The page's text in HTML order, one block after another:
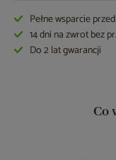
Pełne wsparcie
14 dni na zwrot bez
Do 2 lat gwarancji
Co